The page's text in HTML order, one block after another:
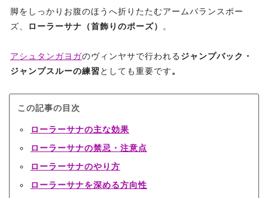
脚をしっかりお腹のほうへ折りたたむアームバランスポー
ズ、
ローラーサナ（首飾りのポーズ） 。
アシュタンガヨガのヴィンヤサで行われる ジャンプバック・
ジャンプスルーの練習としても重要です。
この記事の目次
ローラーサナの主な効果
ローラーサナの禁忌・注意点
ローラーサナのやり方
ローラーサナを深める方向性